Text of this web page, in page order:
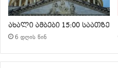
ახალი ამბები 15:00 საათზე
6 დღის წინ